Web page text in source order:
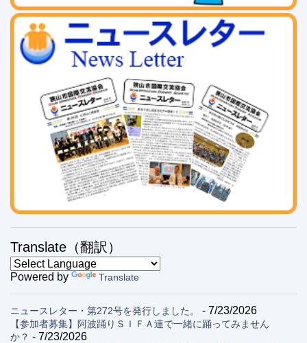
Translate（翻訳）
Powered by Translate
ニュースレター・第272号を発行しました。 - 7/23/2026
【参加者募集】阿波踊りＳＩＦＡ連で一緒に踊ってみません
か？ - 7/23/2026